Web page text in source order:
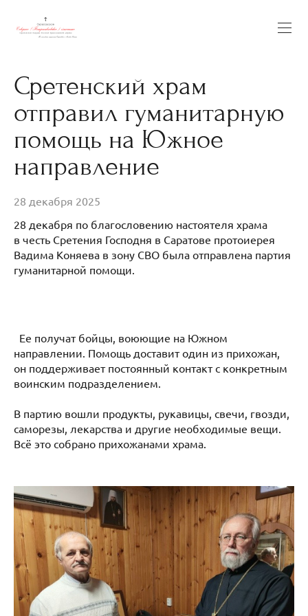
Сретенский храм
отправил гуманитарную
помощь на Южное
направление
28 декабря 2025
28 декабря по благословению настоятеля храма
в честь Сретения Господня в Саратове протоиерея
Вадима Коняева в зону СВО была отправлена партия
гуманитарной помощи.
Ее получат бойцы, воюющие на Южном
направлении. Помощь доставит один из прихожан,
он поддерживает постоянный контакт с конкретным
воинским подразделением.
В партию вошли продукты, рукавицы, свечи, гвозди,
саморезы, лекарства и другие необходимые вещи.
Всё это собрано прихожанами храма.